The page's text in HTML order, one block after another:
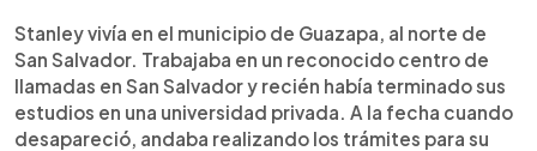
Stanley vivía en el municipio de Guazapa, al norte de
San Salvador. Trabajaba en un reconocido centro de
llamadas en San Salvador y recién había terminado sus
estudios en una universidad privada. A la fecha cuando
desapareció, andaba realizando los trámites para su